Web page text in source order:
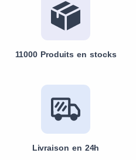
11000 Produits en stocks
Livraison en 24h